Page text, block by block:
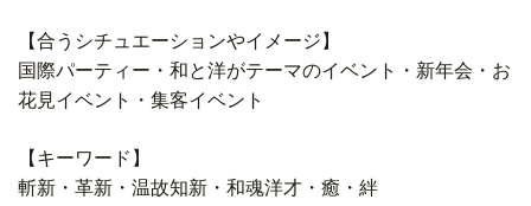
【合うシチュエーションやイメージ】
国際パーティー・和と洋がテーマのイベント・新年会・お
花見イベント・集客イベント
【キーワード】
斬新・革新・温故知新・和魂洋才・癒・絆